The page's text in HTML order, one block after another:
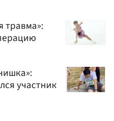
травма»:
участник